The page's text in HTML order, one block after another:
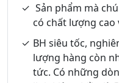
Sản phẩm mà
có chất lượng cao
BH siêu tốc,
lượng hàng còn
tức. Có những